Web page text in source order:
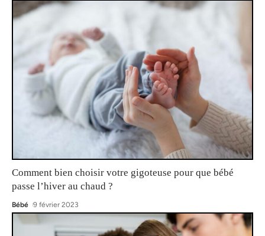
Comment bien choisir votre gigoteuse pour que bébé
passe l’hiver au chaud ?
Bébé 9 février 2023